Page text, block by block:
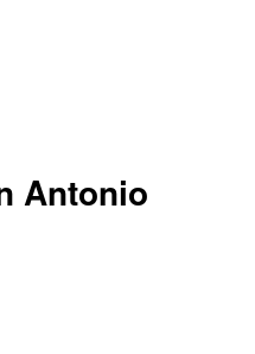
Antonio